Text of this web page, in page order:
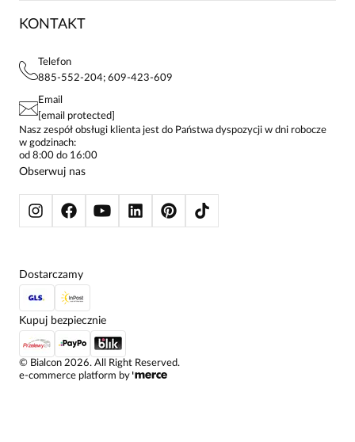
KONTAKTY
FAQ
POLITYKA PRYWATNOŚCI
STREFA STAŁEGO KLIENTA
SUKIENKI
KOSZULE DAMSKIE
SPODNIE DAMSKIE
ŻAKIETY I MARYNARKI
SWETRY
BLUZY
KONTAKT
Telefon
885-552-204; 609-423-609
Email
[email protected]
Nasz zespół obsługi klienta jest do Państwa dyspozycji w dni robocze
w godzinach:
od 8:00 do 16:00
Obserwuj nas
© Bialcon 2026. All Right Reserved.
e-commerce platform by
Dostarczamy
Kupuj bezpiecznie